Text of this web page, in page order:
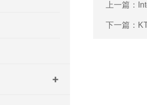
上一篇：
下一篇：